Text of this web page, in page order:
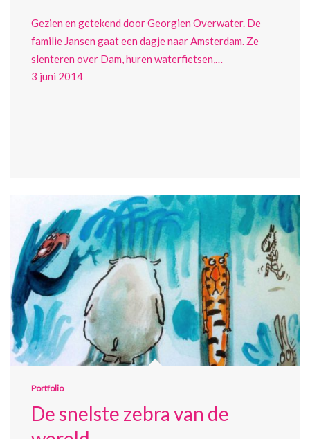
Gezien en getekend door Georgien Overwater. De
familie Jansen gaat een dagje naar Amsterdam. Ze
slenteren over Dam, huren waterfietsen,…
3 juni 2014
Portfolio
De snelste zebra van de